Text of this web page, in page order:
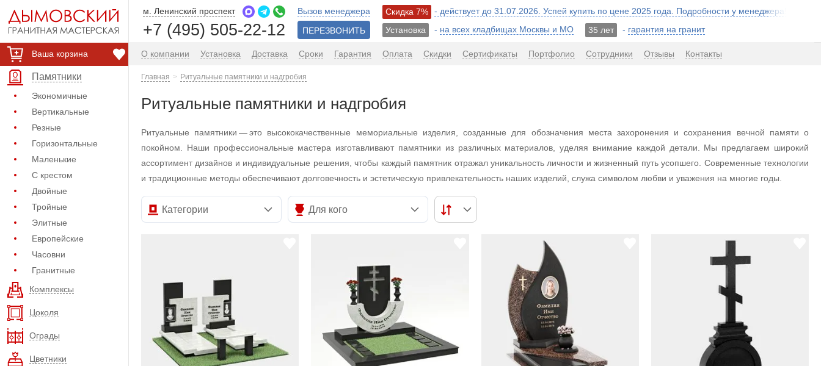
Ваша корзина
Памятники
Экономичные
Вертикальные
Резные
Горизонтальные
Маленькие
С крестом
Двойные
Тройные
Элитные
Европейские
Часовни
Гранитные
Комплексы
Цоколя
Ограды
Цветники
м. Ленинский проспект
+7 (495) 505-22-12
Вызов менеджера
ПЕРЕЗВОНИТЬ
Скидка 7%
- действует до 31.07.2026. Успей купить по цене 2025 года. Подробности у менеджера!
Установка
- на всех кладбищах Москвы и МО 35 лет - гарантия на гранит
О компании Установка Доставка Сроки Гарантия Оплата Скидки Сертификаты Портфолио Сотрудники Отзывы Контакты
Главная Ритуальные памятники и надгробия
Ритуальные памятники и надгробия
Ритуальные памятники — это высококачественные мемориальные изделия, созданные для обозначения места захоронения и сохранения вечной памяти о
покойном. Наши профессиональные мастера изготавливают памятники из различных материалов, уделяя внимание каждой детали. Мы предлагаем широкий
ассортимент дизайнов и индивидуальные решения, чтобы каждый памятник отражал уникальность личности и жизненный путь усопшего. Современные технологии
и традиционные методы обеспечивают долговечность и эстетическую привлекательность наших изделий, служа символом любви и уважения на многие годы.
Категории Для кого